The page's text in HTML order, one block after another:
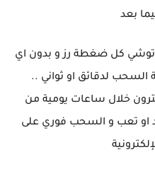
بعد
قادر على سحب ١٠،٠٠٠ ساتوشي كل ضغطة رز و بدون اي
لدقائق او ثواني ..
خلال ساعات يومية من
او تعب و السحب فوري على